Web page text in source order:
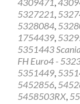
5327221,
5328084,
1754439,
5351443
FH Euro4 -
5351449,
5452856,
5458503RX,